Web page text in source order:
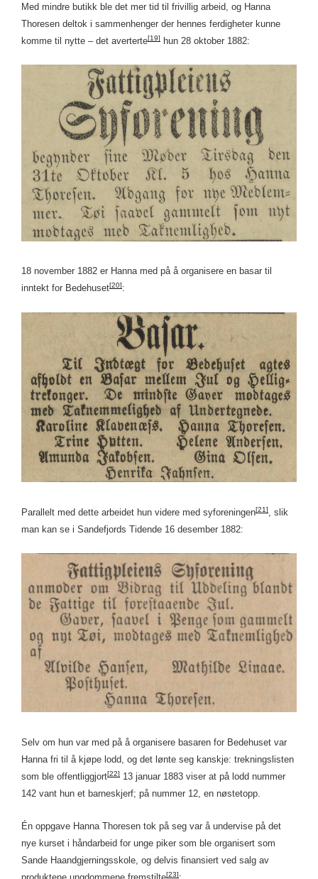
Med mindre butikk ble det mer tid til frivillig arbeid, og Hanna
Thoresen deltok i sammenhenger der hennes ferdigheter kunne
komme til nytte – det averterte[19] hun 28 oktober 1882:
18 november 1882 er Hanna med på å organisere en basar til
inntekt for Bedehuset[20]:
Parallelt med dette arbeidet hun videre med syforeningen[21]
, slik
man kan se i Sandefjords Tidende 16 desember 1882:
Selv om hun var med på å organisere basaren for Bedehuset var
Hanna fri til å kjøpe lodd, og det lønte seg kanskje: trekningslisten
som ble offentliggjort[22] 13 januar 1883 viser at på lodd nummer
142 vant hun et barneskjerf; på nummer 12, en nøstetopp.
Én oppgave Hanna Thoresen tok på seg var å undervise på det
nye kurset i håndarbeid for unge piker som ble organisert som
Sande Haandgjerningsskole, og delvis finansiert ved salg av
[23]